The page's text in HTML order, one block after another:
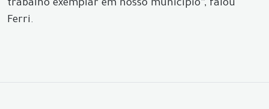
trabalho exemplar em nosso município”, falou
Ferri.